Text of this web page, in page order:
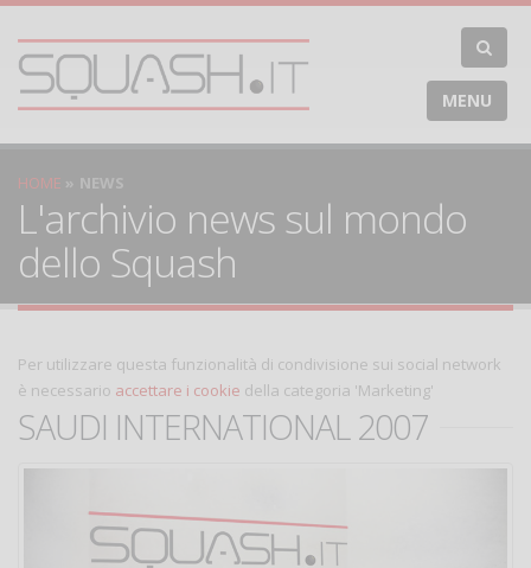
MENU
HOME NEWS
L'archivio news sul mondo
dello Squash
Per utilizzare questa funzionalità di condivisione sui social network
è necessario accettare i cookie della categoria 'Marketing'
SAUDI INTERNATIONAL 2007